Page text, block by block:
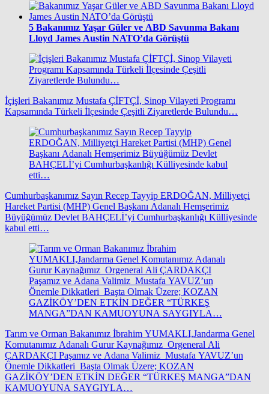
5 Bakanımız Yaşar Güler ve ABD Savunma Bakanı
Lloyd James Austin NATO’da Görüştü
İçişleri Bakanımız Mustafa ÇİFTÇİ, Sinop Vilayeti Programı
Kapsamında Türkeli İlçesinde Çeşitli Ziyaretlerde Bulundu…
Cumhurbaşkanımız Sayın Recep Tayyip ERDOĞAN, Milliyetçi
Hareket Partisi (MHP) Genel Başkanı Adanalı Hemşerimiz
Büyüğümüz Devlet BAHÇELİ’yi Cumhurbaşkanlığı Külliyesinde
kabul etti…
Tarım ve Orman Bakanımız İbrahim YUMAKLI,Jandarma Genel
Komutanımız Adanalı Gurur Kaynağımız Orgeneral Ali
ÇARDAKÇI Paşamız ve Adana Valimiz Mustafa YAVUZ’un
Önemle Dikkatleri Başta Olmak Üzere; KOZAN
GAZİKÖY’DEN ETKİN DEĞER “TÜRKEŞ MANGA”DAN
KAMUOYUNA SAYGIYLA…